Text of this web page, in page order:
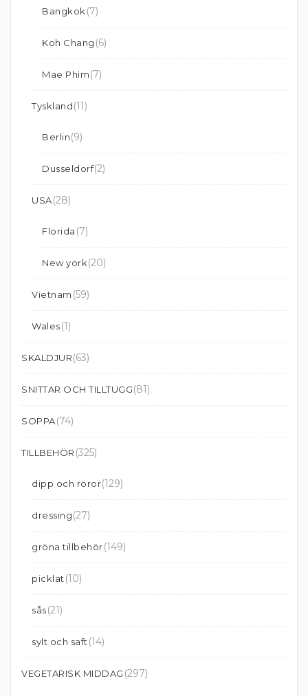
Bangkok (7)
Koh Chang (6)
Mae Phim(7)
Tyskland(11)
Berlin(9)
Dusseldorf(2)
USA(28)
Florida (7)
New york(20)
Vietnam (59)
Wales(1)
SKALDJUR(63)
SNITTAR OCH TILLTUGG(81)
SOPPA(74)
TILLBEHÖR (325)
dipp och röror(129)
dressing(27)
gröna tillbehör(149)
picklat (10)
sås(21)
sylt och saft (14)
VEGETARISK MIDDAG (297)